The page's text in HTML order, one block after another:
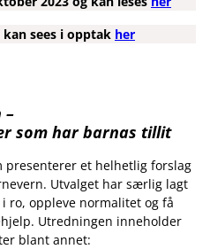
sees i opptak her
–
som har barnas tillit
presenterer et helhetlig forslag
Utvalget har særlig lagt
ro, oppleve normalitet og få
Utredningen inneholder
blant annet: